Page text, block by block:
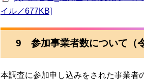
イル／677KB]
9 参加事業者数について（
本調査に参加申し込みをされた事業者